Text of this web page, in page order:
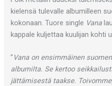
kielensä tulevalle albumilleen
kokonaan. Tuore single Vana
kappale kuljettaa kuulijan kohti
” Vana on ensimmäinen
albumilta. Se kertoo
jättämisestä taakse.